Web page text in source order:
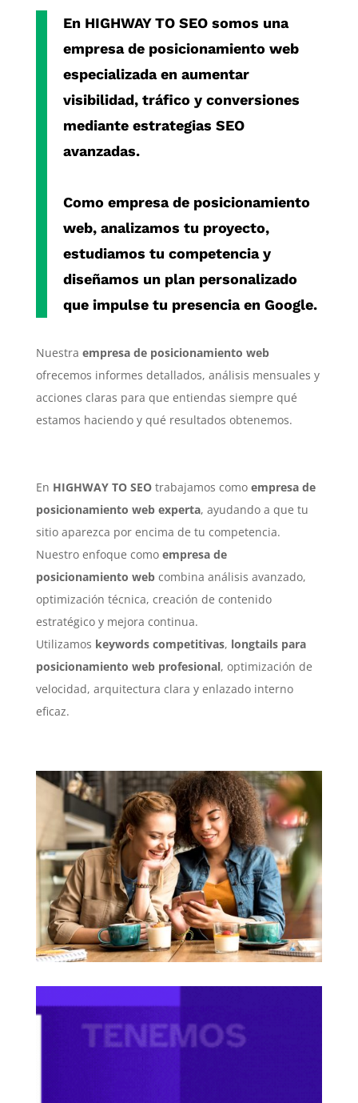
En HIGHWAY TO SEOsomos una
empresa de posicionamiento web
especializada en aumentar
visibilidad, tráfico y conversiones
mediante estrategias SEO
avanzadas.
Como empresa de posicionamiento
web, analizamos tu proyecto,
estudiamos tu competencia y
diseñamos un plan personalizado
que impulse tu presencia en Google.
Nuestra empresa de posicionamiento web
ofrecemos informes detallados, análisis mensuales y
acciones claras para que entiendas siempre qué
estamos haciendo y qué resultados obtenemos.
En HIGHWAY TO SEOtrabajamos como empresa de
posicionamiento web experta, ayudando a que tu
sitio aparezca por encima de tu competencia.
Nuestro enfoque como empresa de
posicionamiento webcombina análisis avanzado,
optimización técnica, creación de contenido
estratégico y mejora continua.
Utilizamos keywords competitivas, longtails para
posicionamiento web profesional, optimización de
velocidad, arquitectura clara y enlazado interno
eficaz.